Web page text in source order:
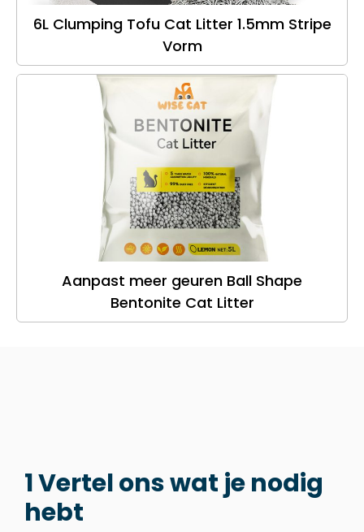
6L Clumping Tofu Cat Litter 1.5mm Stripe
Vorm
Aanpast meer geuren Ball Shape
Bentonite Cat Litter
1 Vertel ons wat je nodig
hebt